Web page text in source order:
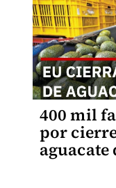
400 mil
por
aguacate